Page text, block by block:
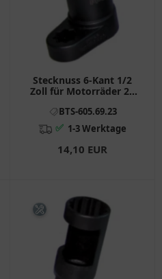
Stecknuss 6-Kant 1/2
Zoll für Motorräder 22
BTS-605.69.23
✅ 1-3 Werktage
14,10 EUR